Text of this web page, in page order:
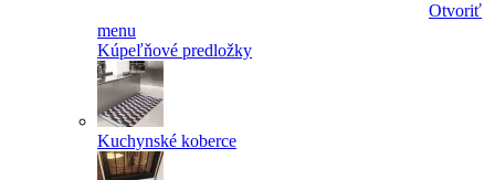
Otvoriť
menu
Kúpeľňové predložky
Kuchynské koberce